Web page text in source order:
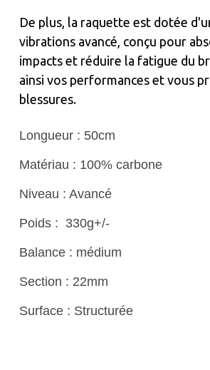
De plus, la raquette est dotée
vibrations avancé, conçu pour
impacts et réduire la fatigue du
ainsi vos performances et vous
blessures.
Longueur : 50cm
Matériau : 100% carbone
Niveau : Avancé
Poids : 330g+/-
Balance : médium
Section : 22mm
Surface : Structurée